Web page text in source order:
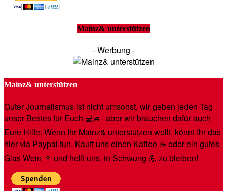
Mainz& unterstützen
- Werbung -
Mainz& unterstützen
Guter Journalismus ist nicht umsonst, wir geben jeden Tag
unser Bestes für Euch 💻🚙- aber wir brauchen dafür auch
Eure Hilfe: Wenn Ihr Mainz& unterstützen wollt, könnt Ihr das
hier via Paypal tun. Kauft uns einen Kaffee ☕️ oder ein gutes
Glas Wein 🍷 und helft uns, in Schwung 💪 zu bleiben!